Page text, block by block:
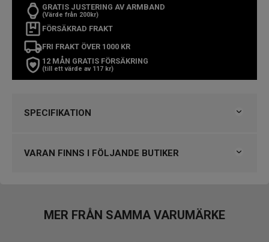
GRATIS JUSTERING AV ARMBAND
(Värde från 200kr)
FÖRSÄKRAD FRAKT
FRI FRAKT ÖVER 1000 KR
12 MÅN GRATIS FÖRSÄKRING
(till ett värde av 117 kr)
SPECIFIKATION
Kollektion
Graduate
Design
VARAN FINNS I FÖLJANDE BUTIKER
Klockmaster Helsingborg Väla Rydbergs Ur
Klockmaster Norrköping, Becks Urhandel
MER FRÅN SAMMA VARUMÄRKE